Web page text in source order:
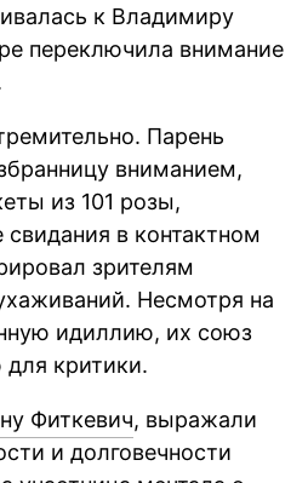
к Владимиру
переключила внимание
Парень
вниманием,
из 101 розы,
в контактном
зрителям
Несмотря на
идиллию, их союз
критики.
Фиткевич, выражали
и долговечности